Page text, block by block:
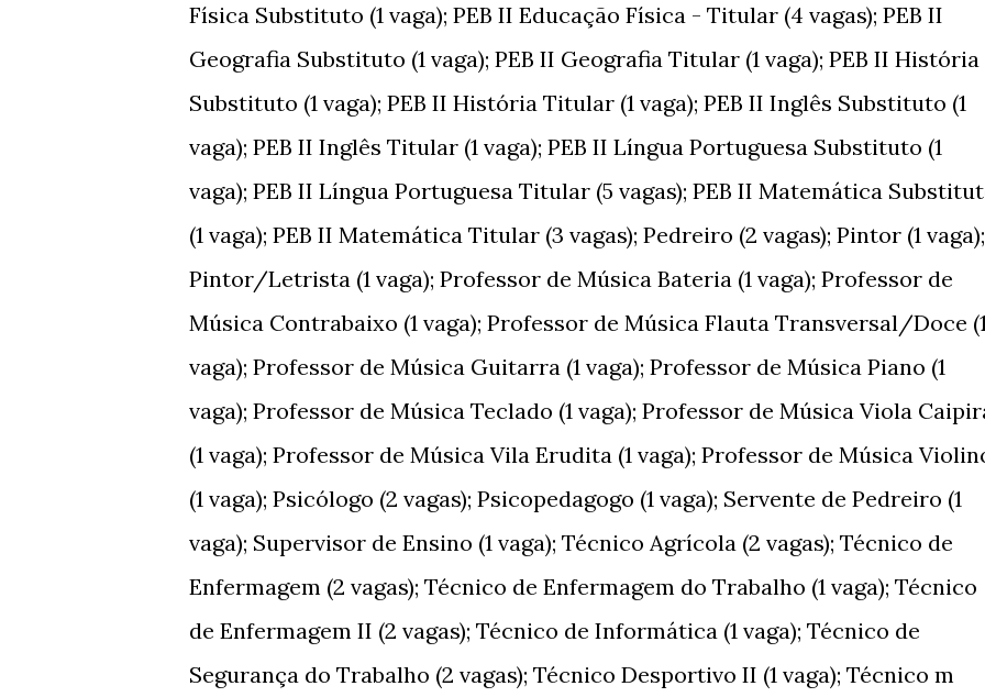
Física Substituto (1 vaga); PEB II Educação Física - Titular (4 vagas); PEB II
Geografia Substituto (1 vaga); PEB II Geografia Titular (1 vaga); PEB II História
Substituto (1 vaga); PEB II História Titular (1 vaga); PEB II Inglês Substituto (1
vaga); PEB II Inglês Titular (1 vaga); PEB II Língua Portuguesa Substituto (1
vaga); PEB II Língua Portuguesa Titular (5 vagas); PEB II Matemática
(1 vaga); PEB II Matemática Titular (3 vagas); Pedreiro (2 vagas); Pintor (1 vaga);
Pintor/Letrista (1 vaga); Professor de Música Bateria (1 vaga); Professor de
Música Contrabaixo (1 vaga); Professor de Música Flauta Transversal/Doce
vaga); Professor de Música Guitarra (1 vaga); Professor de Música Piano (1
vaga); Professor de Música Teclado (1 vaga); Professor de Música Viola
(1 vaga); Professor de Música Vila Erudita (1 vaga); Professor de Música
(1 vaga); Psicólogo (2 vagas); Psicopedagogo (1 vaga); Servente de Pedreiro (1
vaga); Supervisor de Ensino (1 vaga); Técnico Agrícola (2 vagas); Técnico de
Enfermagem (2 vagas); Técnico de Enfermagem do Trabalho (1 vaga); Técnico
de Enfermagem II (2 vagas); Técnico de Informática (1 vaga); Técnico de
Segurança do Trabalho (2 vagas); Técnico Desportivo II (1 vaga); Técnico m